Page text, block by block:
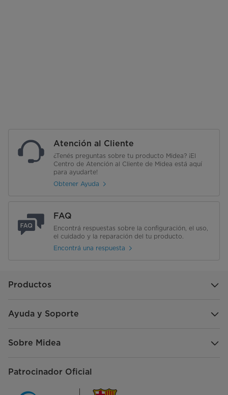
Atención al Cliente
¿Tenés preguntas sobre tu producto Midea? ¡El
Centro de Atención al Cliente de Midea está aquí
para ayudarte!
Obtener Ayuda
FAQ
Encontrá respuestas sobre la configuración, el uso,
el cuidado y la reparación del tu producto.
Encontrá una respuesta
Productos
Ayuda y Soporte
Sobre Midea
Patrocinador Oficial